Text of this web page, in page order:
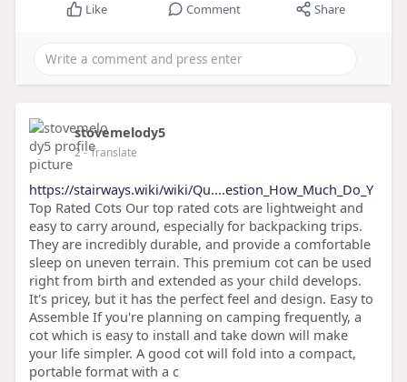
Like Comment Share
stovemelody5
2- Translate
https://stairways.wiki/wiki/Qu....estion_How_Much_Do_Y
Top Rated Cots Our top rated cots are lightweight and
easy to carry around, especially for backpacking trips.
They are incredibly durable, and provide a comfortable
sleep on uneven terrain. This premium cot can be used
right from birth and extended as your child develops.
It's pricey, but it has the perfect feel and design. Easy to
Assemble If you're planning on camping frequently, a
cot which is easy to install and take down will make
your life simpler. A good cot will fold into a compact,
portable format with a c